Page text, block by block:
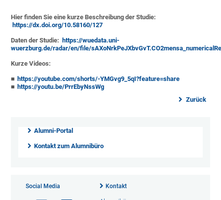
Hier finden Sie eine kurze Beschreibung der Studie:
https://dx.doi.org/10.58160/127
Daten der Studie: https://wuedata.uni-
wuerzburg.de/radar/en/file/
Kurze Videos:
https://youtube.com/shorts/-YMGvg9_5qI?feature=share
https://youtu.be/PrrEbyNssWg
Zurück
Alumni-Portal
Kontakt zum Alumnibüro
Social Media Kontakt